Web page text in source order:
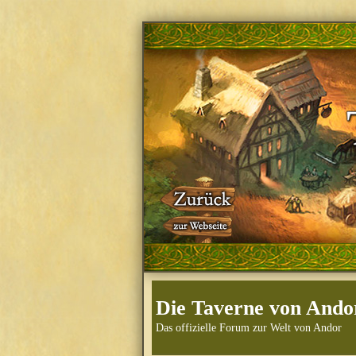
Die Taverne von
Das offizielle Forum zur Welt von Andor